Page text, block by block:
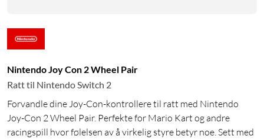
Nintendo Joy Con 2 Wheel Pair
Ratt til Nintendo Switch 2
Forvandle dine Joy-Con-kontrollere til ratt med Nintendo
Joy-Con 2 Wheel Pair. Perfekte for Mario Kart og andre
racingspill hvor følelsen av å virkelig styre betyr noe. Sett med